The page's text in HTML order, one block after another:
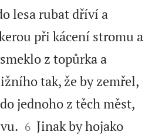
lesa rubat dříví a
při kácení stromu a
z topůrka a
tak, že by zemřel,
jednoho z těch měst,


6 Jinak by hojako